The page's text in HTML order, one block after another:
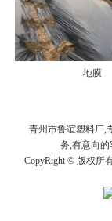
地膜
青州市鲁谊塑料厂,
务,有意向的
CopyRight © 版权所